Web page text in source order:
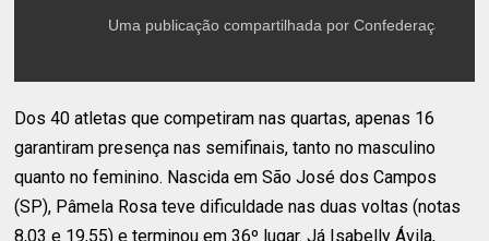
Uma publicação compartilhada por Confederação
Dos 40 atletas que competiram nas quartas, apenas 16
garantiram presença nas semifinais, tanto no masculino
quanto no feminino. Nascida em São José dos Campos
(SP), Pâmela Rosa teve dificuldade nas duas voltas (notas
8,03 e 19,55) e terminou em 36º lugar. Já Isabelly Ávila,